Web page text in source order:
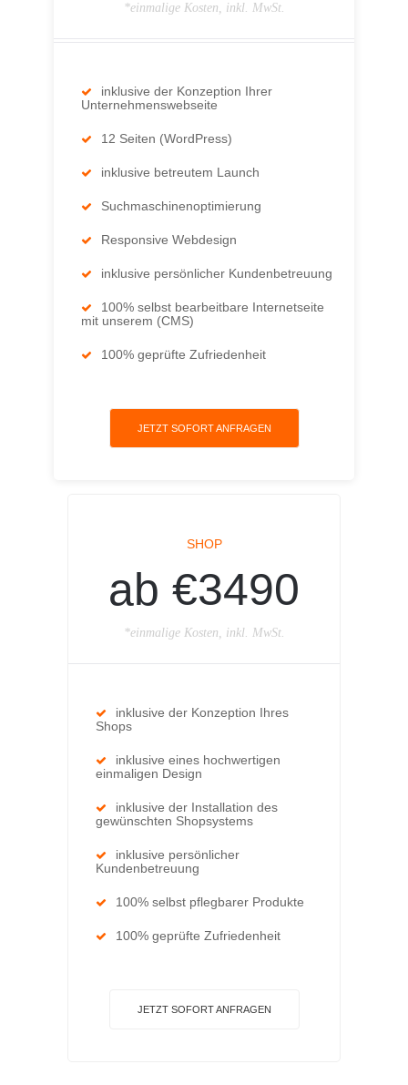
*einmalige Kosten, inkl. MwSt.
inklusive der Konzeption Ihrer
Unternehmenswebseite
12 Seiten (WordPress)
inklusive betreutem Launch
Suchmaschinenoptimierung
Responsive Webdesign
inklusive persönlicher Kundenbetreuung
100% selbst bearbeitbare Internetseite
mit unserem (CMS)
100% geprüfte Zufriedenheit
JETZT SOFORT ANFRAGEN
SHOP
ab €3490
*einmalige Kosten, inkl. MwSt.
inklusive der Konzeption Ihres
Shops
inklusive eines hochwertigen
einmaligen Design
inklusive der Installation des
gewünschten Shopsystems
inklusive persönlicher
Kundenbetreuung
100% selbst pflegbarer Produkte
100% geprüfte Zufriedenheit
JETZT SOFORT ANFRAGEN